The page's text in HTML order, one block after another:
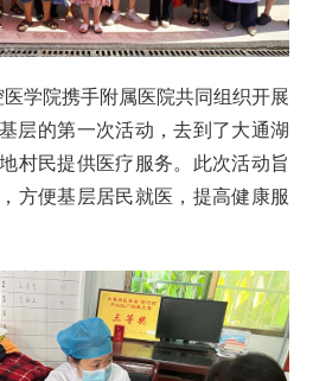
医学院携手附属医院共同组织开展
层的第一次活动，去到了大通湖
村民提供医疗服务。此次活动旨
方便基层居民就医，提高健康服